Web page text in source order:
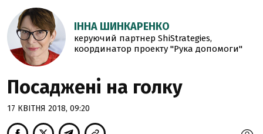
ІННА ШИНКАРЕНКО
керуючий партнер ShiStrategies,
координатор проекту "Рука допомоги"
Посаджені на голку
17 КВІТНЯ 2018, 09:20